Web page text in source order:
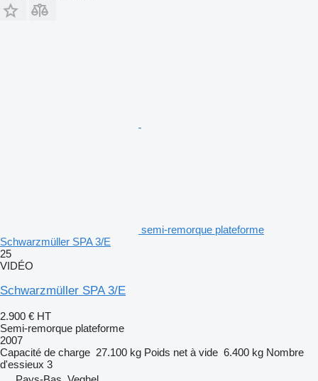
semi-remorque plateforme
Schwarzmüller SPA 3/E
25
VIDÉO
Schwarzmüller SPA 3/E
2.900 € HT
Semi-remorque plateforme
2007
Capacité de charge 27.100 kg Poids net à vide 6.400 kg Nombre
d'essieux 3